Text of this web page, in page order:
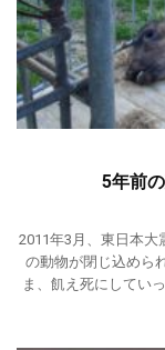
5年前
2011年3月、東日本大
の動物が閉じ込めら
ま、飢え死にしてい